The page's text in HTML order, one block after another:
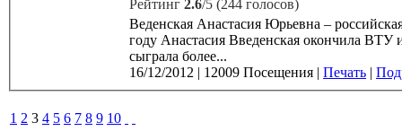
Рейтинг 2.6/5 (244 голосов)
Веденская Анастасия Юрьевна – российская
году Анастасия Введенская окончила ВТУ им. Щукина
сыграла более...
16/12/2012 | 12009 Посещения | Печать |
1 2 3 4 5 6 7 8 9 10